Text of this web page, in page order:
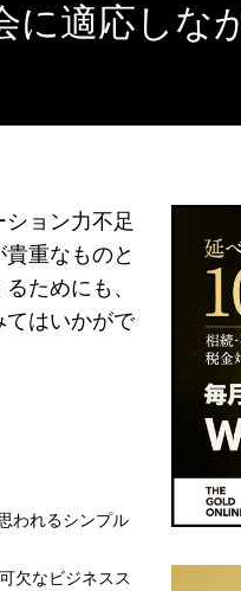
に適応しな
ョン力不足
重なものと
ためにも、
てはいかがで
われるシンプル
欠なビジネスス